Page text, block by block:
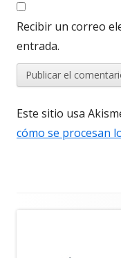
Recibir un correo
entrada.
Este sitio usa
cómo se procesan